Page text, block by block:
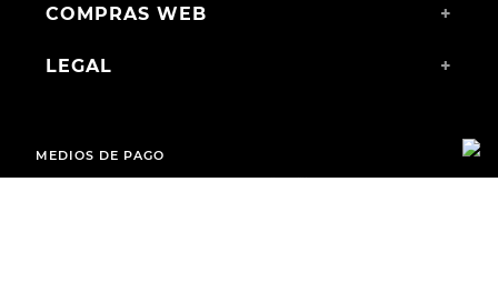
COMPRAS WEB +
LEGAL +
MEDIOS DE PAGO